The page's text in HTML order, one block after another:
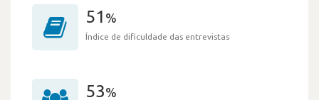
51 %
Índice de dificuldade das entrevistas
53%